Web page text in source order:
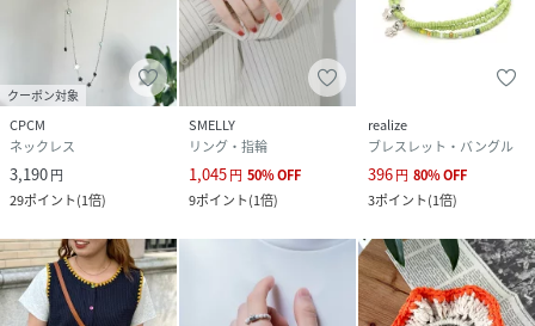
クーポン対象
CPCM
ネックレス
3,190円
29ポイント(1倍)
SMELLY
リング・指輪
1,045円 50%OFF
9ポイント(1倍)
realize
ブレスレット・バングル
396円 80%OFF
3ポイント(1倍)